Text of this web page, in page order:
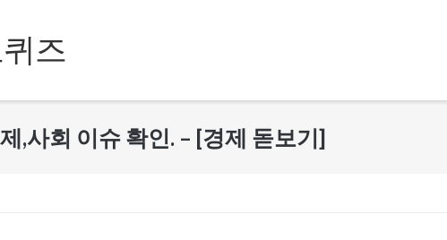
즈
,사회 이슈 확인. – [경제 돋보기]